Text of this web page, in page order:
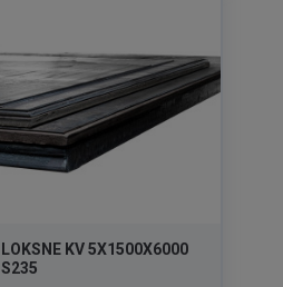
LOKSNE KV 5X1500X6000
S235